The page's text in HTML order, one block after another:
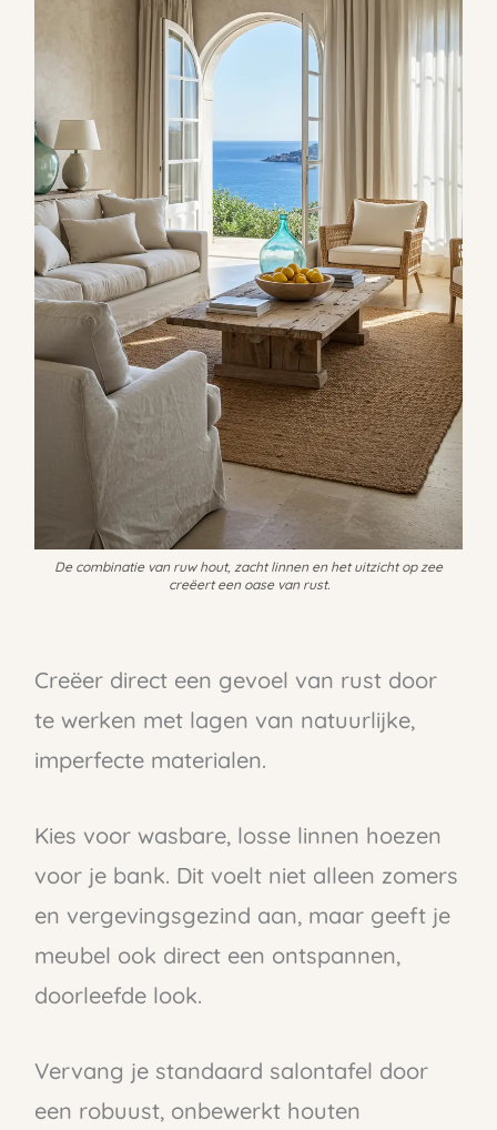
De combinatie van ruw hout, zacht linnen en het uitzicht op zee
creëert een oase van rust.
Creëer direct een gevoel van rust door
te werken met lagen van natuurlijke,
imperfecte materialen.
Kies voor wasbare, losse linnen hoezen
voor je bank. Dit voelt niet alleen zomers
en vergevingsgezind aan, maar geeft je
meubel ook direct een ontspannen,
doorleefde look.
Vervang je standaard salontafel door
een robuust, onbewerkt houten